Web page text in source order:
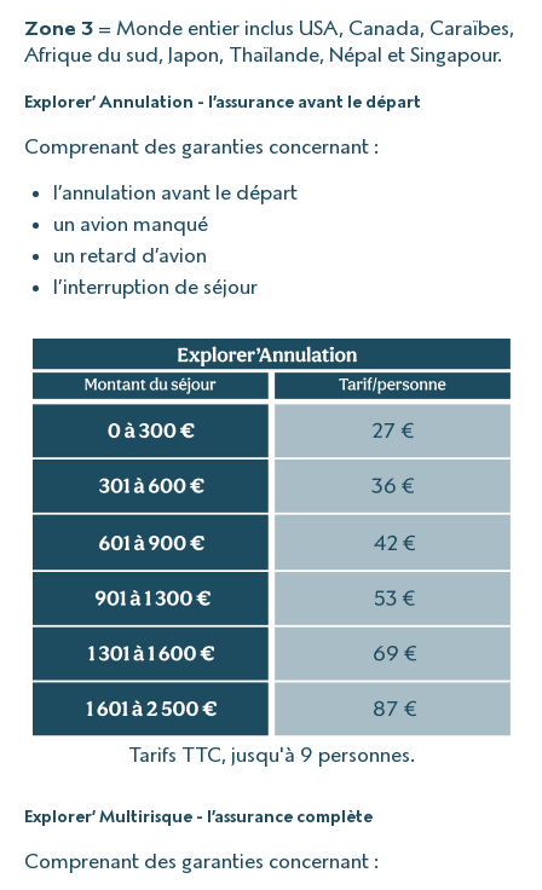
Zone 3 = Monde entier inclus USA, Canada, Caraïbes,
Afrique du sud, Japon, Thaïlande, Népal et Singapour.
Explorer’ Annulation - l’assurance avant le départ
Comprenant des garanties concernant :
l’annulation avant le départ
un avion manqué
un retard d’avion
l’interruption de séjour
Tarifs TTC, jusqu'à 9 personnes.
Explorer’ Multirisque - l’assurance complète
Comprenant des garanties concernant :